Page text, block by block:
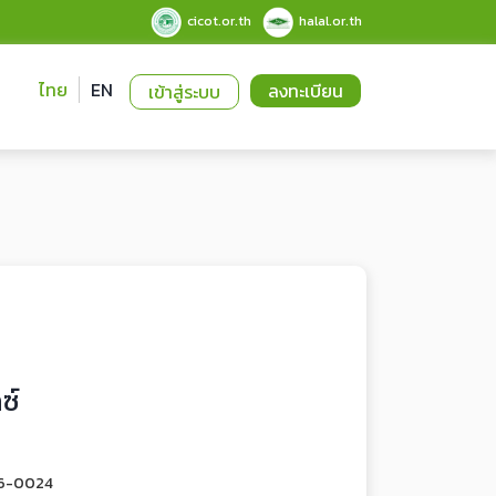
cicot.or.th halal.or.th
เข้าสู่ระบบ ลงทะเบียน
ไทย EN
0024